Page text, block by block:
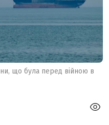
що була перед війною в